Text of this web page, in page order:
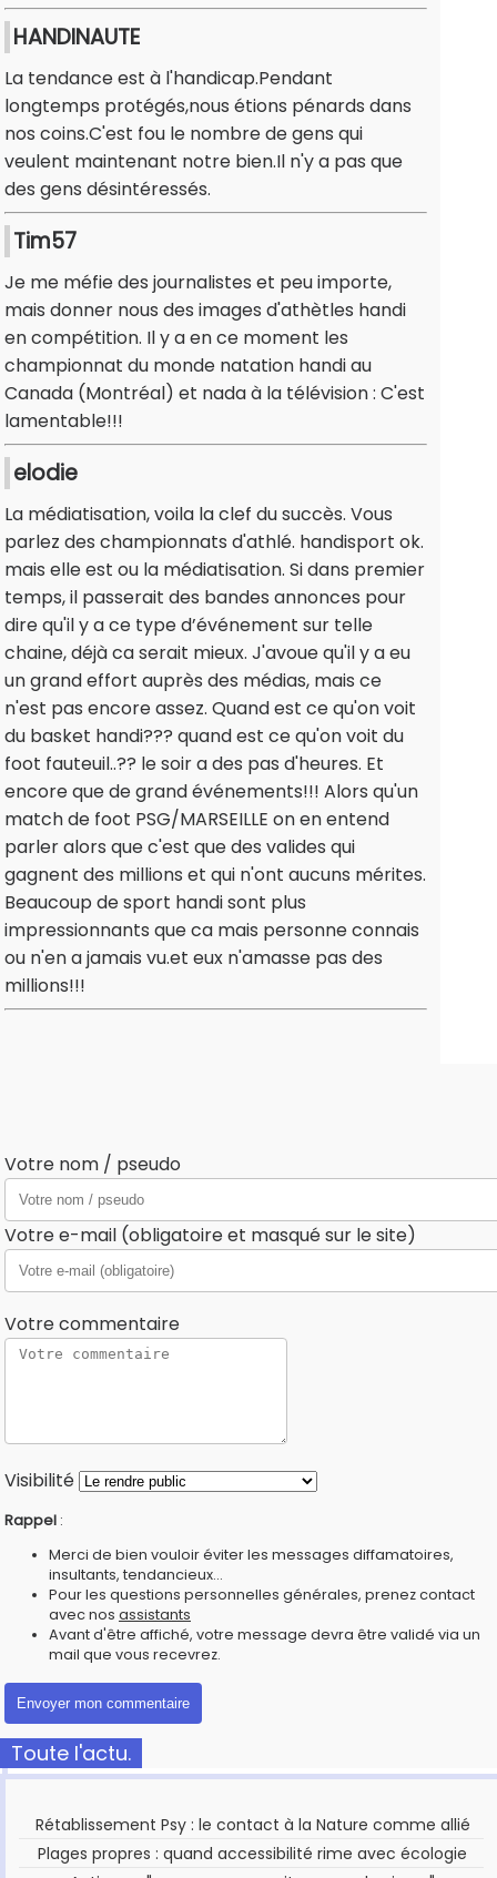
HANDINAUTE
La tendance est à l'handicap.Pendant
longtemps protégés,nous étions pénards dans
nos coins.C'est fou le nombre de gens qui
veulent maintenant notre bien.Il n'y a pas que
des gens désintéressés.
Tim57
Je me méfie des journalistes et peu importe,
mais donner nous des images d'athètles handi
en compétition. Il y a en ce moment les
championnat du monde natation handi au
Canada (Montréal) et nada à la télévision : C'est
lamentable!!!
elodie
La médiatisation, voila la clef du succès. Vous
parlez des championnats d'athlé. handisport ok.
mais elle est ou la médiatisation. Si dans premier
temps, il passerait des bandes annonces pour
dire qu'il y a ce type d’événement sur telle
chaine, déjà ca serait mieux. J'avoue qu'il y a eu
un grand effort auprès des médias, mais ce
n'est pas encore assez. Quand est ce qu'on voit
du basket handi??? quand est ce qu'on voit du
foot fauteuil..?? le soir a des pas d'heures. Et
encore que de grand événements!!! Alors qu'un
match de foot PSG/MARSEILLE on en entend
parler alors que c'est que des valides qui
gagnent des millions et qui n'ont aucuns mérites.
Beaucoup de sport handi sont plus
impressionnants que ca mais personne connais
ou n'en a jamais vu.et eux n'amasse pas des
millions!!!
Votre nom / pseudo
Votre e-mail (obligatoire et masqué sur le site)
Votre commentaire
Visibilité
Rappel :
Merci de bien vouloir éviter les messages diffamatoires,
insultants, tendancieux...
Pour les questions personnelles générales, prenez contact
avec nos assistants
Avant d'être affiché, votre message devra être validé via un
mail que vous recevrez.
Toute l'actu.
Rétablissement Psy : le contact à la Nature comme allié
Plages propres : quand accessibilité rime avec écologie